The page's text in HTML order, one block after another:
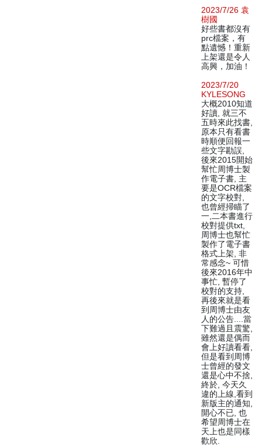
2023/7/26 袁
樹國
好些書都沒有
prc檔案，有
點遺憾！重新
上架還是令人
高興，加油！
2023/7/20
KYLESONG
大概2010知道
好讀, 就三不
五時來此找書,
原本只有看書
時順便回報一
些文字勘誤,
後來2015開始
幫忙周博士製
作電子書, 主
要是OCR檔案
的文字校對,
也曾經掃瞄了
一,二本書進行
校對提供txt,
周博士也幫忙
製作了電子書
格式上架, 非
常感念~ 可惜
後來2016年中
事忙, 暫停了
校對的支持,
再後來就是看
到周博士由友
人的公告....當
下難過且震驚,
雖然還是偶而
會上好讀看看,
但是看到周博
士曾經的發文
還是心中不捨,
終於, 今天久
違的上線,看到
新版主的通知,
開心不已, 也
希望周博士在
天上也是同樣
歡欣.